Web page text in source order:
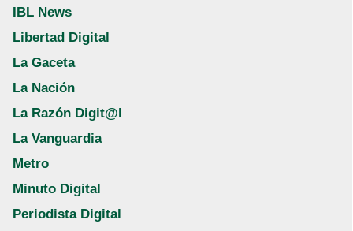
IBL News
Libertad Digital
La Gaceta
La Nación
La Razón Digit@l
La Vanguardia
Metro
Minuto Digital
Periodista Digital